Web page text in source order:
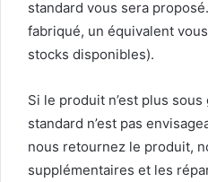
standard vous sera
fabriqué, un équivalent
stocks disponibles).
Si le produit n’est plus
standard n’est pas
nous retournez le produit,
supplémentaires et les